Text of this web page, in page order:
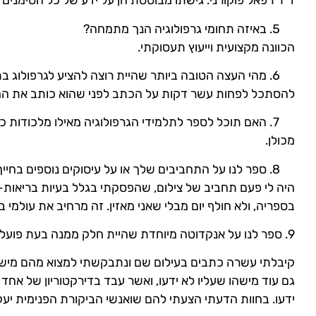
באיזה תחומי גרפולוגיה הנך מתמחה?
הכוונה מקצועית וייעוץ תעסוקתי.
מהי העצה הטובה ביותר שהיית רוצה להציע לגרפולוג
להסתכל לפחות עשר דקות על הכתב לפני שהוא כותב את
האם תוכל לספר לתלמידי הגרפולוגיה מאילו
מכולן.
ספר לנו על התחביבים שלך או על עיסוקים נוספים
היה לי פעם תחביב של צילום, שהפסקתי בגלל בעיות
בספריה, ולא חולף יום מבלי שאני מאזין. זה מרחיב את עולמי
9. ספר לנו על אנקדוטה מיוחדת שהיית חלק ממנה בעת פועלך כגרפולוג?
קיבלתי עשרה כתבים בעילום שם ונתבקשתי למצוא מהם
גם עוד מישהו שעליו לא ידעו, ואשר עבד בדירקטוריון של
ידעו. בחוות הדעתי הצעתי להם שואנשי הביקורת הפנימית